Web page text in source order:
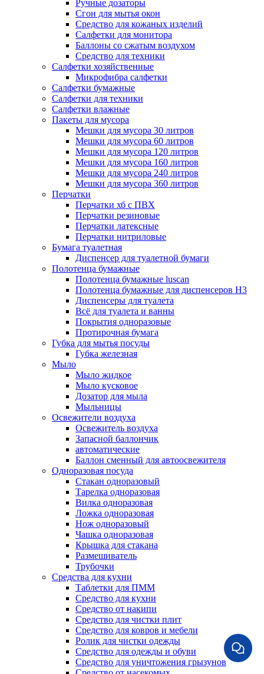
Ручные дозаторы
Сгон для мытья окон
Средство для кожаных изделий
Салфетки для монитора
Баллоны со сжатым воздухом
Средство для техники
Салфетки хозяйственные
Микрофибра салфетки
Салфетки бумажные
Салфетки для техники
Салфетки влажные
Пакеты для мусора
Мешки для мусора 30 литров
Мешки для мусора 60 литров
Мешки для мусора 120 литров
Мешки для мусора 160 литров
Мешки для мусора 240 литров
Мешки для мусора 360 литров
Перчатки
Перчатки хб с ПВХ
Перчатки резиновые
Перчатки латексные
Перчатки нитриловые
Бумага туалетная
Диспенсер для туалетной бумаги
Полотенца бумажные
Полотенца бумажные luscan
Полотенца бумажные для диспенсеров H3
Диспенсеры для туалета
Всё для туалета и ванны
Покрытия одноразовые
Протирочная бумага
Губка для мытья посуды
Губка железная
Мыло
Мыло жидкое
Мыло кусковое
Дозатор для мыла
Мыльницы
Освежители воздуха
Освежитель воздуха
Запасной баллончик
автоматические
Баллон сменный для автоосвежителя
Одноразовая посуда
Стакан одноразовый
Тарелка одноразовая
Вилка одноразовая
Ложка одноразовая
Нож одноразовый
Чашка одноразовая
Крышка для стакана
Размешиватель
Трубочки
Средства для кухни
Таблетки для ПММ
Средство для кухни
Средство от накипи
Средство для чистки плит
Средство для ковров и мебели
Ролик для чистки одежды
Средство для одежды и обуви
Средство для уничтожения грызунов